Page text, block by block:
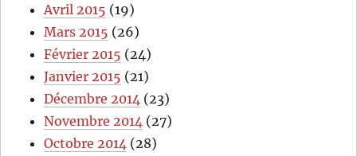
Avril 2015 (19)
Mars 2015 (26)
Février 2015 (24)
Janvier 2015 (21)
Décembre 2014 (23)
Novembre 2014 (27)
Octobre 2014 (28)